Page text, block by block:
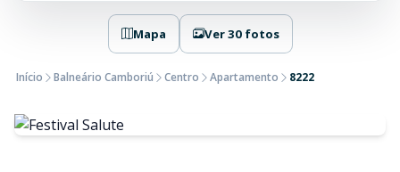
Mapa Ver 30 fotos
Início Balneário Camboriú Centro Apartamento 8222